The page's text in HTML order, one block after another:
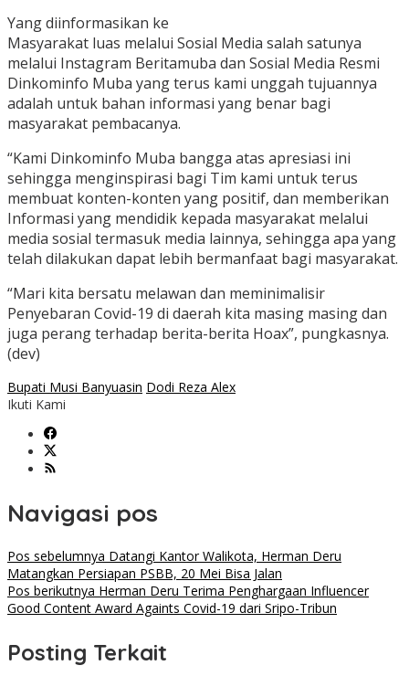
Yang diinformasikan ke
Masyarakat luas melalui Sosial Media salah satunya
melalui Instagram Beritamuba dan Sosial Media Resmi
Dinkominfo Muba yang terus kami unggah tujuannya
adalah untuk bahan informasi yang benar bagi
masyarakat pembacanya.
“Kami Dinkominfo Muba bangga atas apresiasi ini
sehingga menginspirasi bagi Tim kami untuk terus
membuat konten-konten yang positif, dan memberikan
Informasi yang mendidik kepada masyarakat melalui
media sosial termasuk media lainnya, sehingga apa yang
telah dilakukan dapat lebih bermanfaat bagi masyarakat.
“Mari kita bersatu melawan dan meminimalisir
Penyebaran Covid-19 di daerah kita masing masing dan
juga perang terhadap berita-berita Hoax”, pungkasnya.
(dev)
Bupati Musi Banyuasin Dodi Reza Alex
Ikuti Kami
Navigasi pos
Pos sebelumnya Datangi Kantor Walikota, Herman Deru
Matangkan Persiapan PSBB, 20 Mei Bisa Jalan
Pos berikutnya Herman Deru Terima Penghargaan Influencer
Good Content Award Againts Covid-19 dari Sripo-Tribun
Posting Terkait